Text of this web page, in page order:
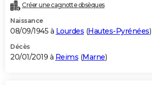
Créer une cagnotte obsèques
Naissance
08/09/1945 à Lourdes (Hautes-Pyrénées)
Décès
20/01/2019 à Reims (Marne)